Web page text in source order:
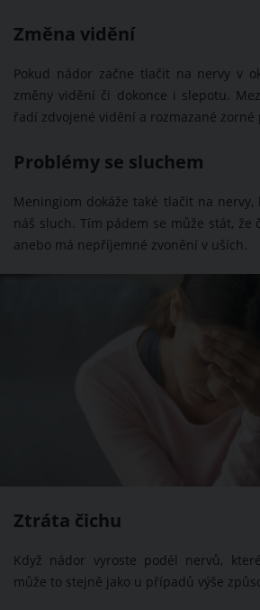
Změna vidění
Pokud nádor začne tlačit na nervy v
změny vidění či dokonce i slepotu.
řadí zdvojené vidění a rozmazané zorné
Problémy se sluchem
Meningiom dokáže také tlačit na
náš sluch. Tím pádem se může stát, že
anebo má nepříjemné zvonění v uších.
Ztráta čichu
Když nádor vyroste podél nervů,
může to stejně jako u případů výše